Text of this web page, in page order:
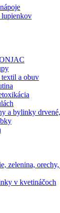
a obuv
a bylinky
zelenina,
v kvetináčoch